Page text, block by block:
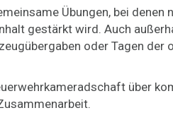
Übungen, bei denen
gestärkt wird. Auch
oder Tagen
über